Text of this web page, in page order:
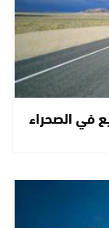
في الصحراء